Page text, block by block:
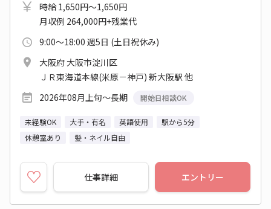
時給 1,650円～1,650円
月収例 264,000円+残業代
9:00～18:00 週5日 (土日祝休み)
大阪府 大阪市淀川区
ＪＲ東海道本線(米原－神戸) 新大阪駅 他
2026年08月上旬～長期
開始日相談OK
未経験OK 大手・有名 英語使用
駅から5分
休憩室あり
髪・ネイル自由
仕事詳細 エントリー